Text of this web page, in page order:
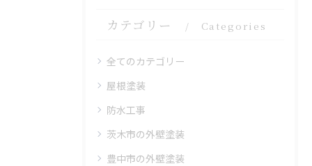
カテゴリー Categories
全てのカテゴリー
屋根塗装
防水工事
茨木市の外壁塗装
豊中市の外壁塗装